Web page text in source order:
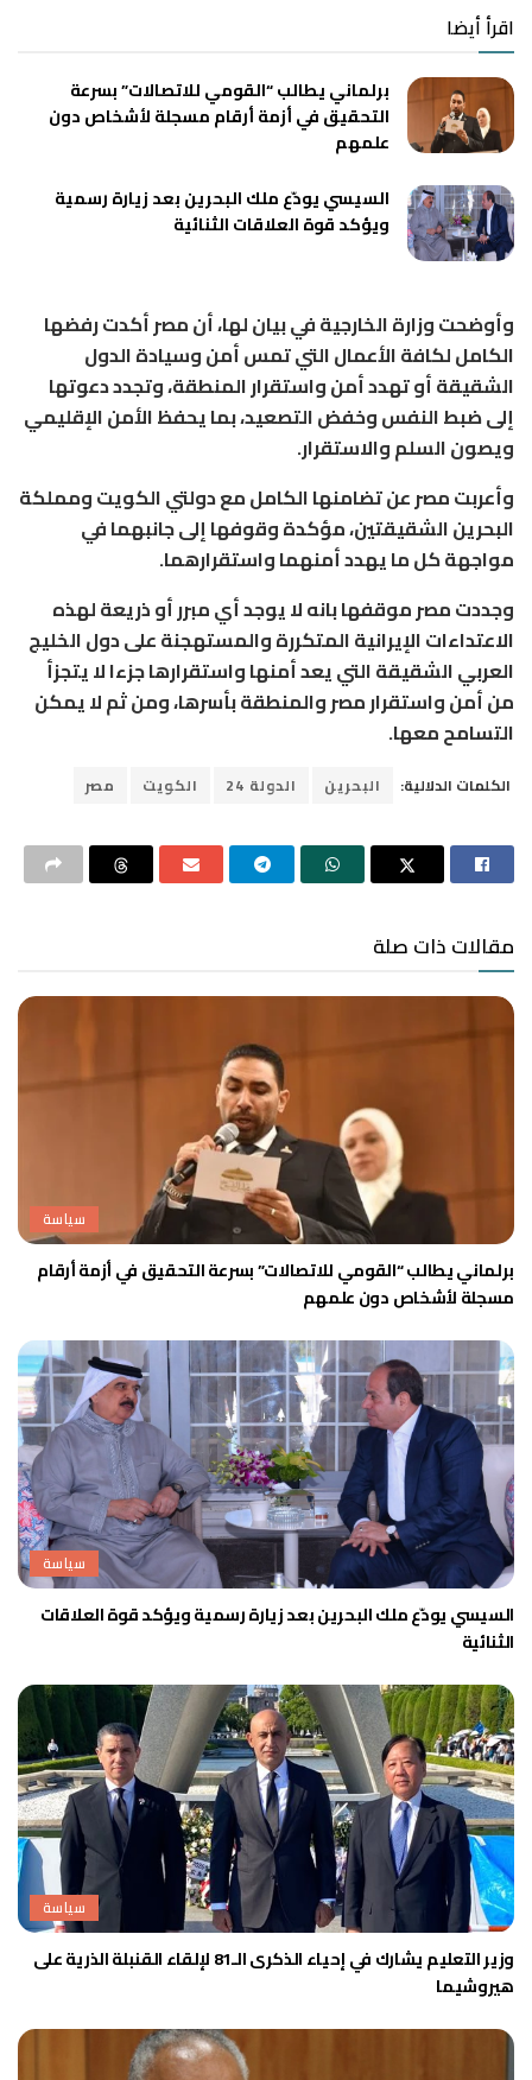
اقرأ أيضا
برلماني يطالب “القومي للاتصالات” بسرعة
التحقيق في أزمة أرقام مسجلة لأشخاص دون
علمهم
السيسي يودّع ملك البحرين بعد زيارة رسمية
ويؤكد قوة العلاقات الثنائية
وأوضحت وزارة الخارجية في بيان لها، أن مصر أكدت رفضها
الكامل لكافة الأعمال التي تمس أمن وسيادة الدول
الشقيقة أو تهدد أمن واستقرار المنطقة، وتجدد دعوتها
إلى ضبط النفس وخفض التصعيد، بما يحفظ الأمن الإقليمي
ويصون السلم والاستقرار.
وأعربت مصر عن تضامنها الكامل مع دولتي الكويت ومملكة
البحرين الشقيقتين، مؤكدة وقوفها إلى جانبهما في
مواجهة كل ما يهدد أمنهما واستقرارهما.
وجددت مصر موقفها بانه لا يوجد أي مبرر أو ذريعة لهذه
الاعتداءات الإيرانية المتكررة والمستهجنة على دول الخليج
العربي الشقيقة التي يعد أمنها واستقرارها جزءا لا يتجزأ
من أمن واستقرار مصر والمنطقة بأسرها، ومن ثم لا يمكن
التسامح معها.
الكلمات الدلالية: البحرين الدولة 24 الكويت مصر
مقالات ذات صلة
سياسة
برلماني يطالب “القومي للاتصالات” بسرعة التحقيق في أزمة أرقام
مسجلة لأشخاص دون علمهم
سياسة
السيسي يودّع ملك البحرين بعد زيارة رسمية ويؤكد قوة العلاقات
الثنائية
سياسة
وزير التعليم يشارك في إحياء الذكرى الـ81 لإلقاء القنبلة الذرية على
هيروشيما